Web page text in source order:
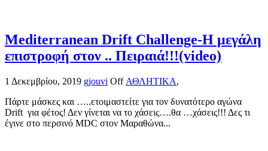
Mediterranean Drift Challenge-Η μεγάλη
επιστροφή στον .. Πειραιά!!!(video)
1 Δεκεμβρίου, 2019 gjouvi Off ΑΘΛΗΤΙΚΑ,
Πάρτε μάσκες και …..ετοιμαστείτε για τον δυνατότερο αγώνα
Drift για φέτος! Δεν γίνεται να το χάσεις….θα …χάσεις!!! Δες τι
έγινε στο περσινό MDC στον Μαραθώνα...